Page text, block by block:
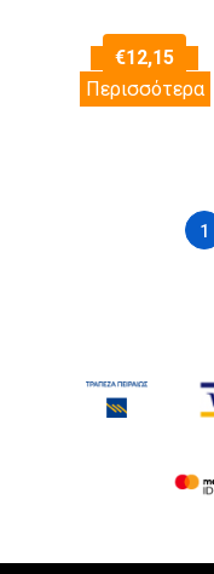
€12,15
Περισσότερα
1